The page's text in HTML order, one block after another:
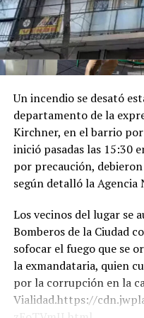
Luego tuvo lugar el
España, del que
Majestad, que placer
argentino en las
ceremonia de
presidente colombiano
Finalmente, a la
vuelo presidencial desde
Buenos Aires.
Un incendio se desató
departamento de la
Kirchner, en el barrio
inició pasadas las 15:30
por precaución,
según detalló la
Los vecinos del lugar se
Bomberos de la Ciudad
sofocar el fuego que se
la exmandataria, quien
por la corrupción en la
Vialidad.https://